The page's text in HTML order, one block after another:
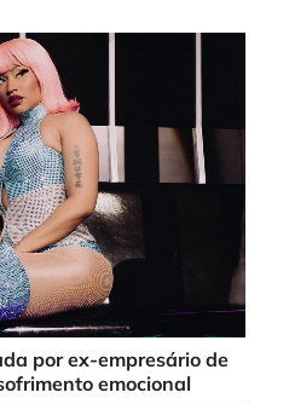
por ex-empresário de
emocional